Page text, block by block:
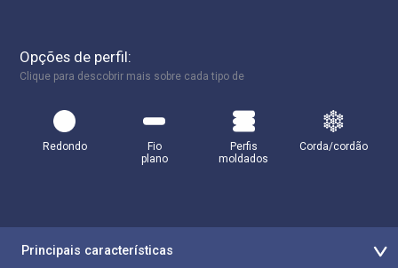
Opções de perfil:
Clique para descobrir mais sobre cada tipo de
Redondo
Fio
plano
Perfis
moldados
Corda/cordão
Principais características